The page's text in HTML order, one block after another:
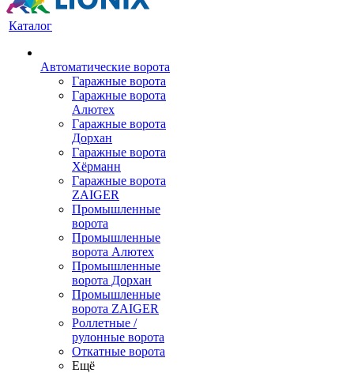
Каталог
Автоматические ворота
Гаражные ворота
Гаражные ворота
Алютех
Гаражные ворота
Дорхан
Гаражные ворота
Хёрманн
Гаражные ворота
ZAIGER
Промышленные
ворота
Промышленные
ворота Алютех
Промышленные
ворота Дорхан
Промышленные
ворота ZAIGER
Роллетные /
рулонные ворота
Откатные ворота
Ещё